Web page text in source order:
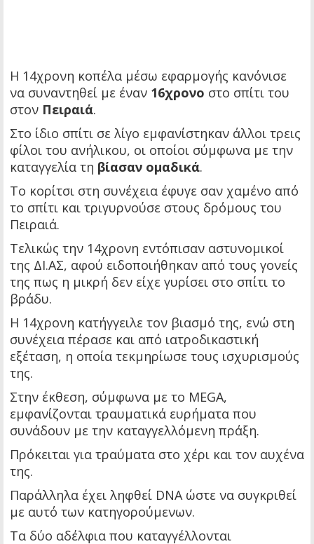
Η 14χρονη κοπέλα μέσω εφαρμογής κανόνισε
να συναντηθεί με έναν 16χρονο στο σπίτι του
στον Πειραιά.
Στο ίδιο σπίτι σε λίγο εμφανίστηκαν άλλοι τρεις
φίλοι του ανήλικου, οι οποίοι σύμφωνα με την
καταγγελία τη βίασαν ομαδικά.
Το κορίτσι στη συνέχεια έφυγε σαν χαμένο από
το σπίτι και τριγυρνούσε στους δρόμους του
Πειραιά.
Τελικώς την 14χρονη εντόπισαν αστυνομικοί
της ΔΙ.ΑΣ, αφού ειδοποιήθηκαν από τους γονείς
της πως η μικρή δεν είχε γυρίσει στο σπίτι το
βράδυ.
Η 14χρονη κατήγγειλε τον βιασμό της, ενώ στη
συνέχεια πέρασε και από ιατροδικαστική
εξέταση, η οποία τεκμηρίωσε τους ισχυρισμούς
της.
Στην έκθεση, σύμφωνα με το MEGA,
εμφανίζονται τραυματικά ευρήματα που
συνάδουν με την καταγγελλόμενη πράξη.
Πρόκειται για τραύματα στο χέρι και τον αυχένα
της.
Παράλληλα έχει ληφθεί DNA ώστε να συγκριθεί
με αυτό των κατηγορούμενων.
Τα δύο αδέλφια που καταγγέλλονται